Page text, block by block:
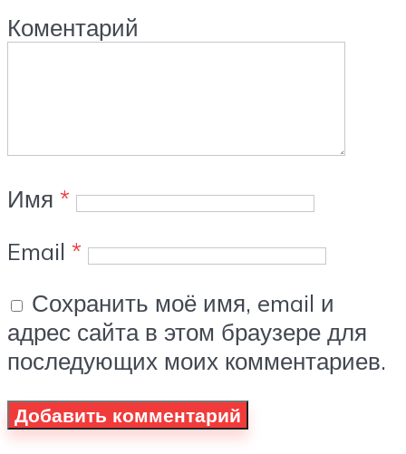
Коментарий
Имя *
Email *
Сохранить моё имя, email и
адрес сайта в этом браузере для
последующих моих комментариев.